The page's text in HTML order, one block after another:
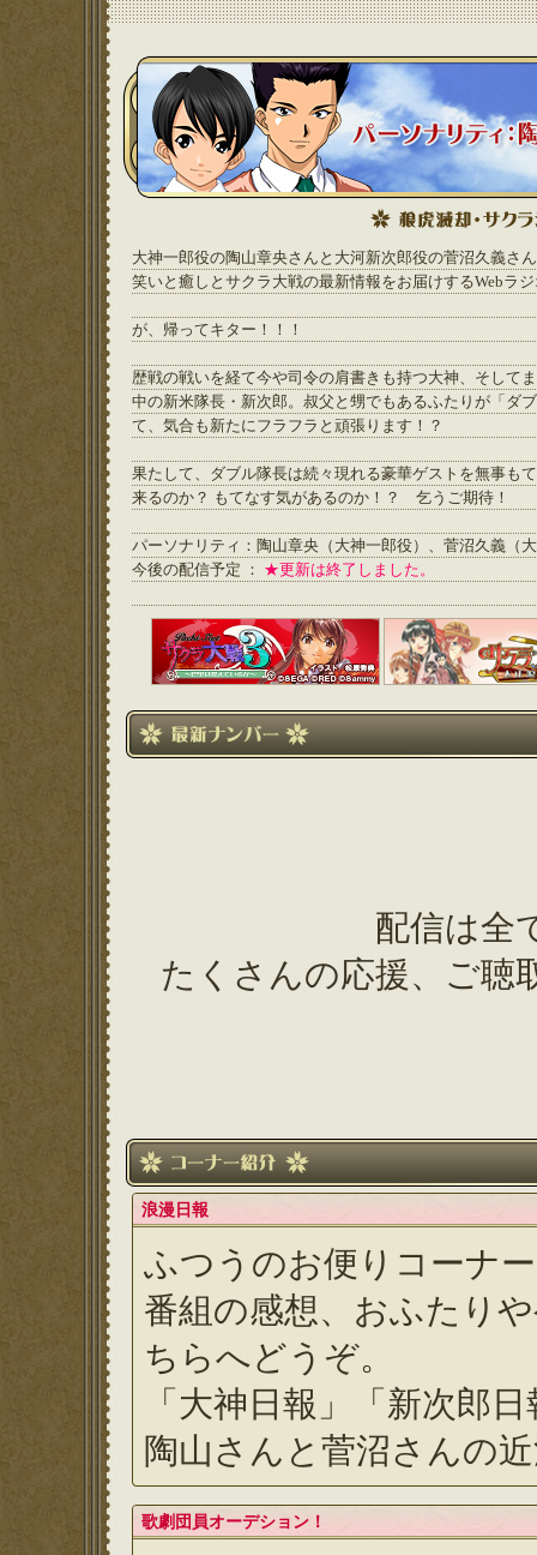
大神一郎役の陶山章央さんと大河新次郎役の菅沼久義さ
笑いと癒しとサクラ大戦の最新情報をお届けするWebラ
が、帰ってキター！！！
歴戦の戦いを経て今や司令の肩書きも持つ大神、そして
中の新米隊長・新次郎。叔父と甥でもあるふたりが「ダ
て、気合も新たにフラフラと頑張ります！？
果たして、ダブル隊長は続々現れる豪華ゲストを無事も
来るのか？ もてなす気があるのか！？ 乞うご期待！
パーソナリティ：陶山章央（大神一郎役）、菅沼久義（
今後の配信予定 ： ★更新は終了しました。
配信は全
たくさんの応援、ご聴
浪漫日報
ふつうのお便りコーナ
番組の感想、おふたり
ちらへどうぞ。
「大神日報」「新次郎
陶山さんと菅沼さんの
歌劇団員オーデション！